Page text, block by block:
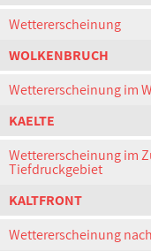
Wettererscheinung
WOLKENBRUCH
Wettererscheinung im
KAELTE
Wettererscheinung im
Tiefdruckgebiet
KALTFRONT
Wettererscheinung